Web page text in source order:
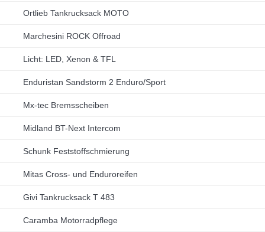
Ortlieb Tankrucksack MOTO
Marchesini ROCK Offroad
Licht: LED, Xenon & TFL
Enduristan Sandstorm 2 Enduro/Sport
Mx-tec Bremsscheiben
Midland BT-Next Intercom
Schunk Feststoffschmierung
Mitas Cross- und Enduroreifen
Givi Tankrucksack T 483
Caramba Motorradpflege